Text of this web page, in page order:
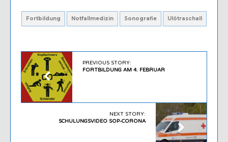
Fortbildung Notfallmedizin Sonografie Ulötraschall
PREVIOUS STORY:
FORTBILDUNG AM 4. FEBRUAR
NEXT STORY:
SCHULUNGSVIDEO SOP-CORONA